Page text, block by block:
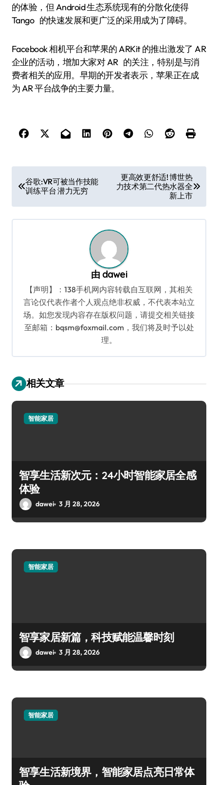
的体验，但 Android 生态系统现有的分散化使得
Tango 的快速发展和更广泛的采用成为了障碍。
Facebook 相机平台和苹果的 ARKit 的推出激发了 AR
企业的活动，增加大家对 AR 的关注，特别是与消
费者相关的应用。早期的开发者表示，苹果正在成
为 AR 平台战争的主要力量。
章
导
航
谷歌:VR可被当作技能
训练平台 潜力无穷
更高效更舒适! 博世热
力技术第二代热水器全
新上市
由 dawei
【声明】：138手机网内容转载自互联网，其相关
言论仅代表作者个人观点绝非权威，不代表本站立
场。如您发现内容存在版权问题，请提交相关链接
至邮箱：bqsm@foxmail.com，我们将及时予以处
理。
相关文章
智能家居
智享生活新次元：24小时智能家居全感
体验
dawei 3 月 28, 2026
智能家居
智享家居新篇，科技赋能温馨时刻
dawei 3 月 28, 2026
智能家居
智享生活新境界，智能家居点亮日常体